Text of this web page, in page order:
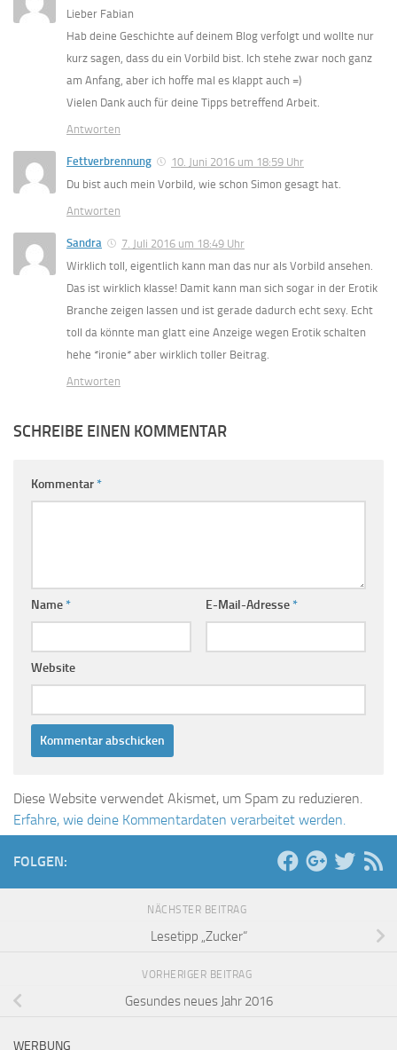
Lieber Fabian
Hab deine Geschichte auf deinem Blog verfolgt und wollte nur
kurz sagen, dass du ein Vorbild bist. Ich stehe zwar noch ganz
am Anfang, aber ich hoffe mal es klappt auch =)
Vielen Dank auch für deine Tipps betreffend Arbeit.
Antworten
Fettverbrennung
10. Juni 2016 um 18:59 Uhr
Du bist auch mein Vorbild, wie schon Simon gesagt hat.
Antworten
Sandra
7. Juli 2016 um 18:49 Uhr
Wirklich toll, eigentlich kann man das nur als Vorbild ansehen.
Das ist wirklich klasse! Damit kann man sich sogar in der Erotik
Branche zeigen lassen und ist gerade dadurch echt sexy. Echt
toll da könnte man glatt eine Anzeige wegen Erotik schalten
hehe *ironie* aber wirklich toller Beitrag.
Antworten
SCHREIBE EINEN KOMMENTAR
Kommentar*
Name* E-Mail-Adresse*
Website
Diese Website verwendet Akismet, um Spam zu reduzieren.
Erfahre, wie deine Kommentardaten verarbeitet werden.
FOLGEN:
NÄCHSTER BEITRAG
Lesetipp „Zucker“
VORHERIGER BEITRAG
Gesundes neues Jahr 2016
WERBUNG